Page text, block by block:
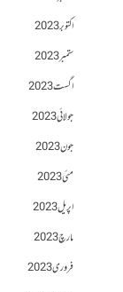
اکتوبر 2023
ستمبر 2023
اگست 2023
جولائی 2023
جون 2023
مئی 2023
اپریل 2023
مارچ 2023
فروری 2023